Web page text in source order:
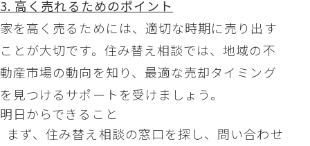
3. 高く売れるためのポイント
家を高く売るためには、適切な時期に売り出す
ことが大切です。住み替え相談では、地域の不
動産市場の動向を知り、最適な売却タイミング
を見つけるサポートを受けましょう。
明日からできること
まず、住み替え相談の窓口を探し、問い合わせ